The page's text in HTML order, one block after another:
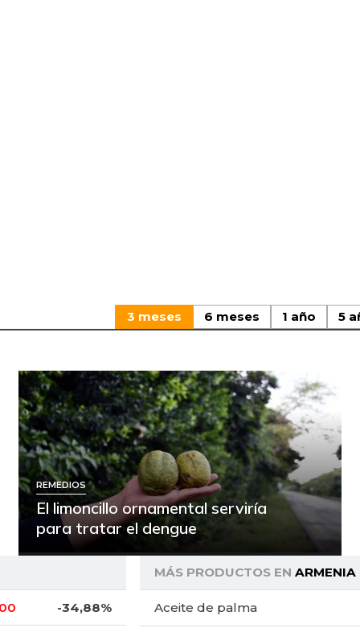
3 meses 6 meses 1 año 5
REMEDIOS
El limoncillo ornamental serviría
para tratar el dengue
-34,88%
MÁS PRODUCTOS EN ARMENIA
Aceite de palma